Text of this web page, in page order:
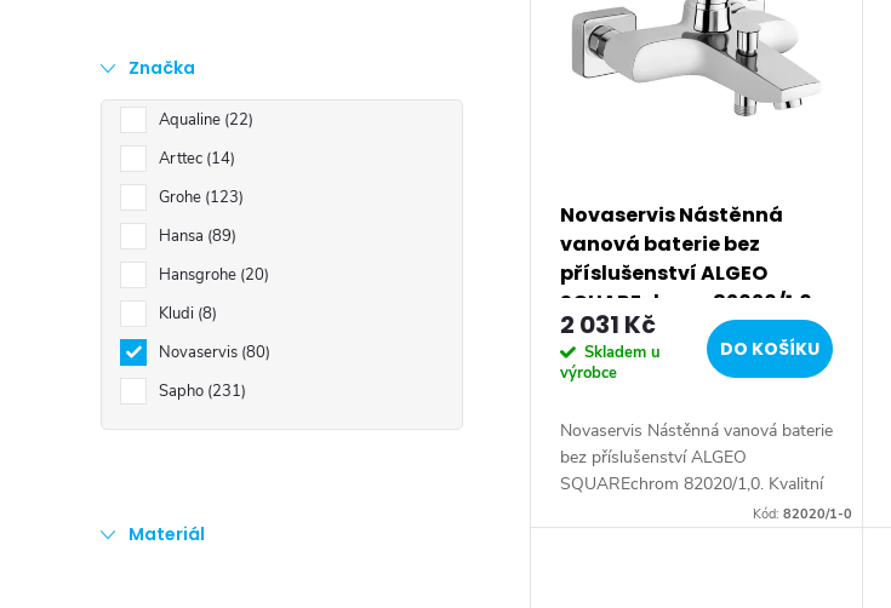
a
n
e
Značka
Aqualine 22
Arttec 14
Grohe 123
Hansa 89
Hansgrohe 20
Kludi 8
Novaservis 80
Sapho 231
Materiál
k
Novaservis Nástěnná
vanová baterie bez
příslušenství ALGEO
SQUAREchrom 82020/1,0
2 031 Kč
Skladem u
výrobce
DO KOŠÍKU
Novaservis Nástěnná vanová baterie
bez příslušenství ALGEO
SQUAREchrom 82020/1,0. Kvalitní
a odolná keramická kartuše 35mm s
Kód:82020/1-0